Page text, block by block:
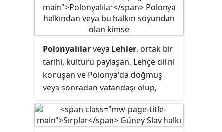
Polonyalılarveya Lehler, ortak bir
tarihi, kültürü paylaşan, Lehçe dilini
konuşan ve Polonya'da doğmuş
veya sonradan vatandaşı olup,
bulunduğu topluluk. Polonyalıların
Polonya'daki nüfusu, 37.394.000